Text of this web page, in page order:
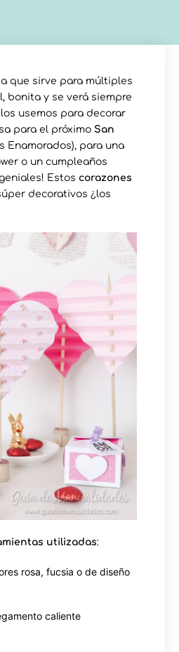
que sirve para múltiples
bonita y se verá siempre
usemos para decorar
para el próximo San
Enamorados), para una
o un cumpleaños
Estos corazones
decorativos ¿los
utilizadas:
rosa, fucsia o de diseño
caliente